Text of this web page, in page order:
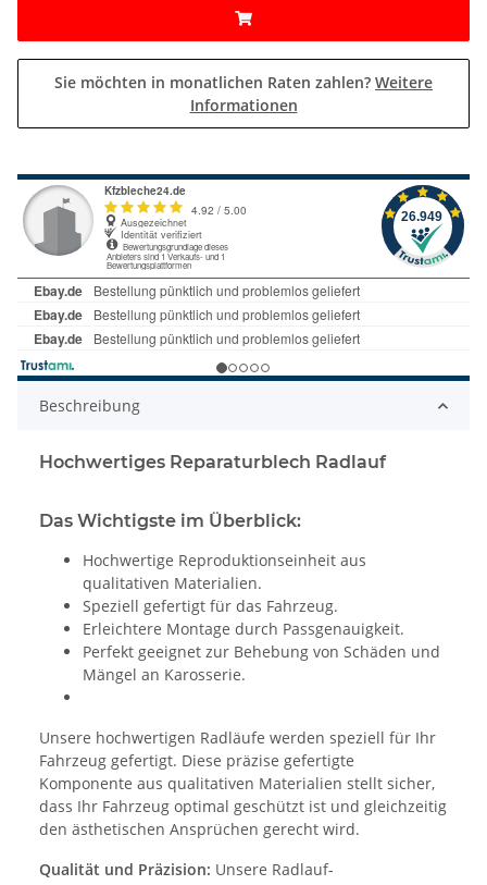
Sie möchten in monatlichen Raten zahlen? Weitere
Informationen
Beschreibung
Hochwertiges Reparaturblech Radlauf
Das Wichtigste im Überblick:
Hochwertige Reproduktionseinheit aus
qualitativen Materialien.
Speziell gefertigt für das Fahrzeug.
Erleichtere Montage durch Passgenauigkeit.
Perfekt geeignet zur Behebung von Schäden und
Mängel an Karosserie.
Unsere hochwertigen Radläufe werden speziell für Ihr
Fahrzeug gefertigt. Diese präzise gefertigte
Komponente aus qualitativen Materialien stellt sicher,
dass Ihr Fahrzeug optimal geschützt ist und gleichzeitig
den ästhetischen Ansprüchen gerecht wird.
Qualität und Präzision: Unsere Radlauf-